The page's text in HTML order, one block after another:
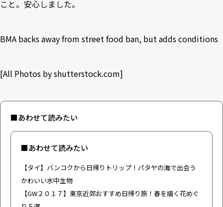
こと。安心しました。
BMA backs away from street food ban, but adds conditions
[All Photos byshutterstock.com]
■あわせて読みたい
■あわせて読みたい
【タイ】バンコクから日帰りトリップ！パタヤの海で出会う
かわいい水中生物
【GW２０１７】東京近郊おすすめ日帰り旅！春を描く花めぐ